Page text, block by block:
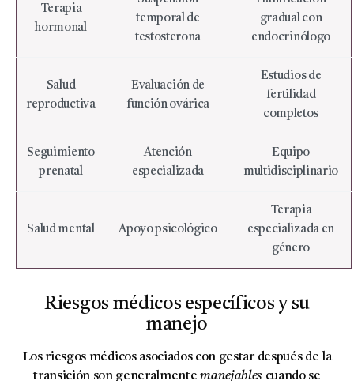
Terapia
hormonal
temporal de
testosterona
gradual con
endocrinólogo
Salud
reproductiva
Evaluación de
función ovárica
Estudios de
fertilidad
completos
Seguimiento
prenatal
Atención
especializada
Equipo
multidisciplinario
Salud mental Apoyo psicológico
Terapia
especializada en
género
Riesgos médicos específicos y su
manejo
Los riesgos médicos asociados con gestar después de la
transición son generalmentemanejables cuando se